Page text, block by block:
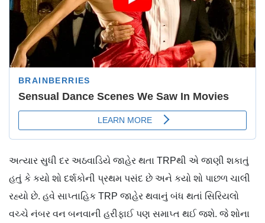
અત્યાર સુધી દર અઠવાડિયે જાહેર થતા TRPથી એ જાણી શકાતું
હતું કે કયો શો દર્શકોની પ્રથમ પસંદ છે અને કયો શો પાછળ ચાલી
રહ્યો છે. હવે સાપ્તાહિક TRP જાહેર થવાનું બંધ થતાં સિરિયલો
વચ્ચે નંબર વન બનવાની હરીફાઈ પણ સમાપ્ત થઈ જશે. જે શોના